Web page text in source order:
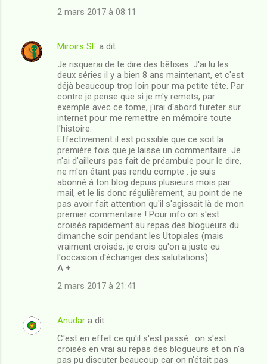
2 mars 2017 à 08:11
Miroirs SF a dit…
Je risquerai de te dire des bêtises. J'ai lu les
deux séries il y a bien 8 ans maintenant, et c'est
déjà beaucoup trop loin pour ma petite tête. Par
contre je pense que si je m'y remets, par
exemple avec ce tome, j'irai d'abord fureter sur
internet pour me remettre en mémoire toute
l'histoire.
Effectivement il est possible que ce soit la
première fois que je laisse un commentaire. Je
n'ai d'ailleurs pas fait de préambule pour le dire,
ne m'en étant pas rendu compte : je suis
abonné à ton blog depuis plusieurs mois par
mail, et le lis donc régulièrement, au point de ne
pas avoir fait attention qu'il s'agissait là de mon
premier commentaire ! Pour info on s'est
croisés rapidement au repas des blogueurs du
dimanche soir pendant les Utopiales (mais
vraiment croisés, je crois qu'on a juste eu
l'occasion d'échanger des salutations).
A +
2 mars 2017 à 21:41
Anudar a dit…
C'est en effet ce qu'il s'est passé : on s'est
croisés en vrai au repas des blogueurs et on n'a
pas pu discuter beaucoup car on n'était pas